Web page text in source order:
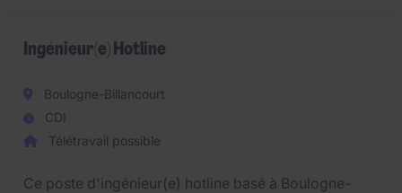
et en Unité Fonctionnelle de Physique Médicale.
Horaires : 8h-15h40 ou 8h30-16h10 ou 11h50-19h30
ou 12h20-20h
Ingénieur(e) Hotline
Boulogne-Billancourt
CDI
Télétravail possible
Ce poste d'ingénieur(e) hotline basé à Boulogne-